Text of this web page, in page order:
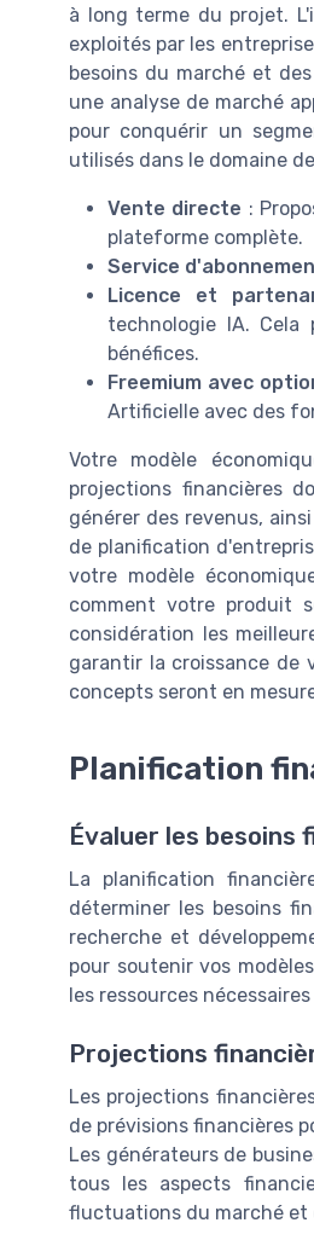
à long terme du projet.
exploités par les
besoins du marché et
une analyse de marché
pour conquérir un
utilisés dans le domaine
Vente directe :
plateforme complète.
Service
Licence et
technologie IA.
bénéfices.
Freemium avec
Artificielle avec des
Votre modèle
projections financières
générer des revenus,
de planification
votre modèle
comment votre produit
considération les
garantir la croissance de
concepts seront en
Planification
Évaluer les besoins
La planification
déterminer les besoins
recherche et
pour soutenir vos
les ressources
Projections
Les projections
de prévisions financières
Les générateurs de
tous les aspects
fluctuations du marché et